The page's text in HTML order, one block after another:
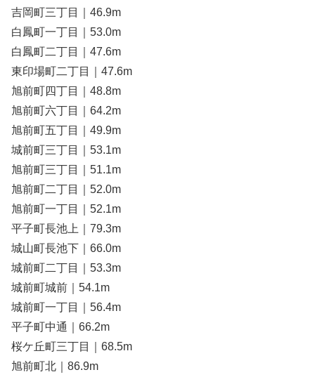
吉岡町三丁目｜46.9m
白鳳町一丁目｜53.0m
白鳳町二丁目｜47.6m
東印場町二丁目｜47.6m
旭前町四丁目｜48.8m
旭前町六丁目｜64.2m
旭前町五丁目｜49.9m
城前町三丁目｜53.1m
旭前町三丁目｜51.1m
旭前町二丁目｜52.0m
旭前町一丁目｜52.1m
平子町長池上｜79.3m
城山町長池下｜66.0m
城前町二丁目｜53.3m
城前町城前｜54.1m
城前町一丁目｜56.4m
平子町中通｜66.2m
桜ケ丘町三丁目｜68.5m
旭前町北｜86.9m